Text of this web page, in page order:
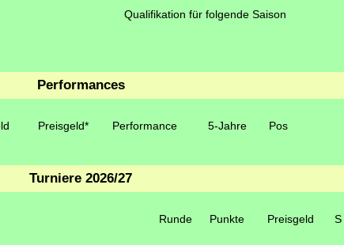
Qualifikation für folgende Saison
Performances
Preisgeld* Performance 5-Jahre Pos
Turniere 2026/27
Runde Punkte Preisgeld S